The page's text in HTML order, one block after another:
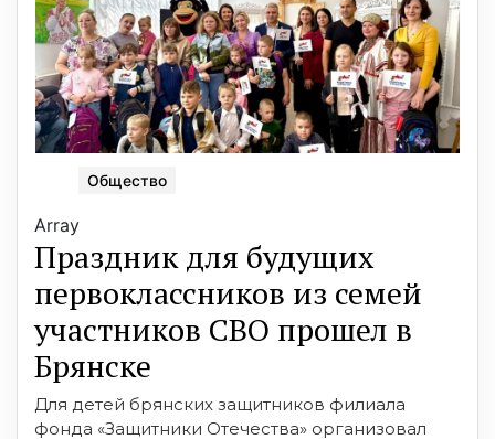
Общество
Array
Праздник для будущих
первоклассников из семей
участников СВО прошел в
Брянске
Для детей брянских защитников филиала
фонда «Защитники Отечества» организовал